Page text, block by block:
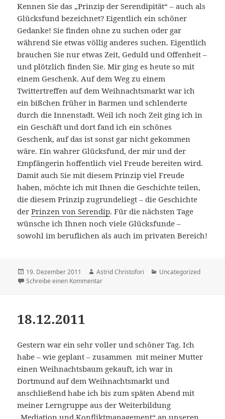
Kennen Sie das „Prinzip der Serendipität“ – auch als
Glücksfund bezeichnet? Eigentlich ein schöner
Gedanke! Sie finden ohne zu suchen oder gar
während Sie etwas völlig anderes suchen. Eigentlich
brauchen Sie nur etwas Zeit, Geduld und Offenheit –
und plötzlich finden Sie. Mir ging es heute so mit
einem Geschenk. Auf dem Weg zu einem
Twittertreffen auf dem Weihnachtsmarkt war ich
ein bißchen früher in Barmen und schlenderte
durch die Innenstadt. Weil ich noch Zeit ging ich in
ein Geschäft und dort fand ich ein schönes
Geschenk, auf das ist sonst gar nicht gekommen
wäre. Ein wahrer Glücksfund, der mir und der
Empfängerin hoffentlich viel Freude bereiten wird.
Damit auch Sie mit diesem Prinzip viel Freude
haben, möchte ich mit Ihnen die Geschichte teilen,
die diesem Prinzip zugrundeliegt – die Geschichte
derPrinzen von Serendip. Für die nächsten Tage
wünsche ich Ihnen noch viele Glücksfunde –
sowohl im beruflichen als auch im privaten Bereich!
Veröffentlicht
am
19. Dezember 2011 Autor
Astrid Christofori Kategorien
Uncategorized
Schreibe einen Kommentar
18.12.2011
Gestern war ein sehr voller und schöner Tag. Ich
habe – wie geplant – zusammen mit meiner Mutter
einen Weihnachtsbaum gekauft, ich war in
Dortmund auf dem Weihnachtsmarkt und
anschließend habe ich bis zum späten Abend mit
meiner Lerngruppe aus der Weiterbildung